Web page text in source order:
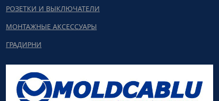
РОЗЕТКИ И ВЫКЛЮЧАТЕЛИ
МОНТАЖНЫЕ АКСЕССУАРЫ
ГРАДИРНИ